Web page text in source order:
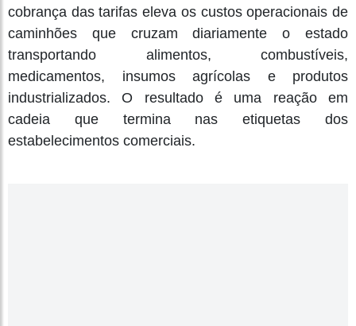
cobrança das tarifas eleva os custos operacionais de
caminhões que cruzam diariamente o estado
transportando alimentos, combustíveis,
medicamentos, insumos agrícolas e produtos
industrializados. O resultado é uma reação em
cadeia que termina nas etiquetas dos
estabelecimentos comerciais.